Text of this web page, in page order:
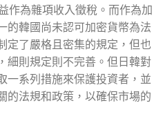
作為雜項收入徵稅。而作為加
的韓國尚未認可加密貨幣為法
定了嚴格且密集的規定，但也
細則規定則不完善。但日韓對
一系列措施來保護投資者，並
的法規和政策，以確保市場的